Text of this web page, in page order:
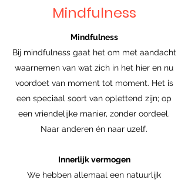
Mindfulness
Mindfulness
Bij mindfulness gaat het om met aandacht
waarnemen van wat zich in het hier en nu
voordoet van moment tot moment. Het is
een speciaal soort van oplettend zijn; op
een vriendelijke manier, zonder oordeel.
Naar anderen én naar uzelf.
Innerlijk vermogen
We hebben allemaal een natuurlijk